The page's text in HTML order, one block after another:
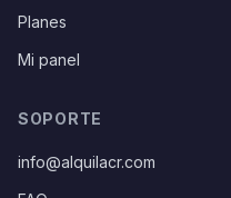
Planes
Mi panel
SOPORTE
info@alquilacr.com